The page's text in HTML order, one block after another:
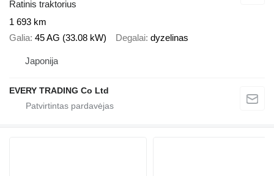
Ratinis traktorius
1 693 km
Galia 45 AG (33.08 kW) Degalai dyzelinas
Japonija
EVERY TRADING Co Ltd